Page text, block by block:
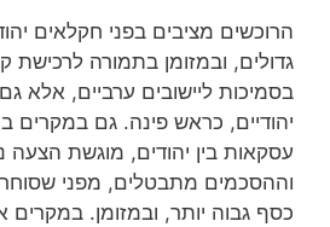
הרוכשים מציבים בפני חקלאים
גדולים, ובמזומן בתמורה לרכישת
בסמיכות ליישובים ערביים, אלא
יהודיים, כראש פינה. גם במקרים
עסקאות בין יהודים, מוגשת הצעה
וההסכמים מתבטלים, מפני
כסף גבוה יותר, ובמזומן. במקרים